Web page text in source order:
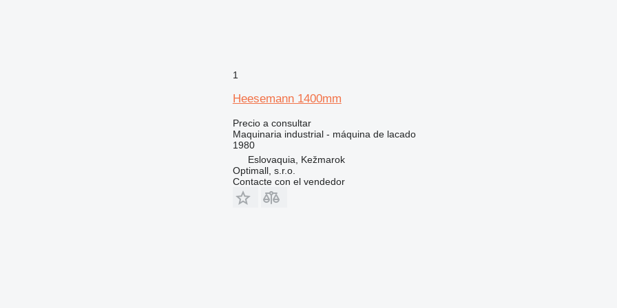
1
Heesemann 1400mm
Precio a consultar
Maquinaria industrial - máquina de lacado
1980
Eslovaquia, Kežmarok
Optimall, s.r.o.
Contacte con el vendedor